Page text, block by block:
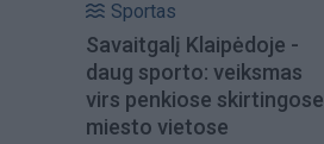
Sportas
Savaitgalį Klaipėdoje -
daug sporto: veiksmas
virs penkiose skirtingose
miesto vietose